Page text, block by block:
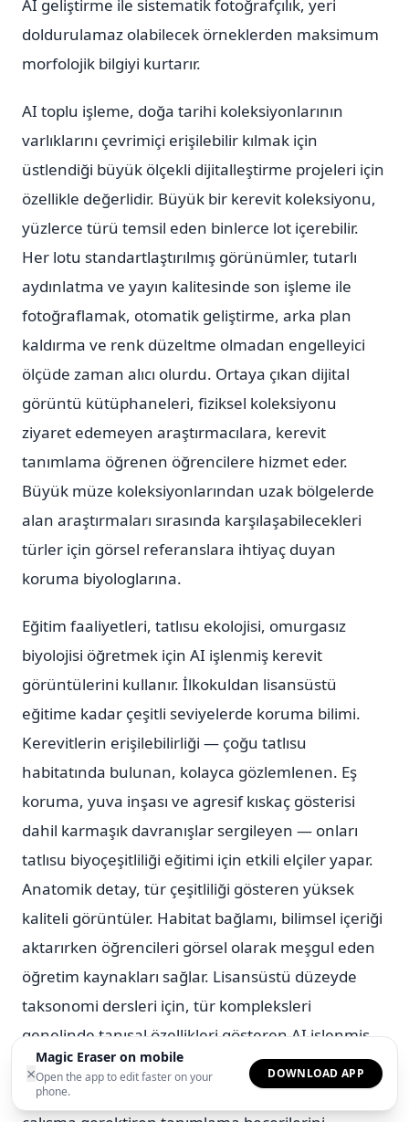
×
Magic Eraser on mobile
Open the app to edit faster on your
phone.
DOWNLOAD APP
AI geliştirme ile sistematik fotoğrafçılık, yeri
doldurulamaz olabilecek örneklerden maksimum
morfolojik bilgiyi kurtarır.
AI toplu işleme, doğa tarihi koleksiyonlarının
varlıklarını çevrimiçi erişilebilir kılmak için
üstlendiği büyük ölçekli dijitalleştirme projeleri için
özellikle değerlidir. Büyük bir kerevit koleksiyonu,
yüzlerce türü temsil eden binlerce lot içerebilir.
Her lotu standartlaştırılmış görünümler, tutarlı
aydınlatma ve yayın kalitesinde son işleme ile
fotoğraflamak, otomatik geliştirme, arka plan
kaldırma ve renk düzeltme olmadan engelleyici
ölçüde zaman alıcı olurdu. Ortaya çıkan dijital
görüntü kütüphaneleri, fiziksel koleksiyonu
ziyaret edemeyen araştırmacılara, kerevit
tanımlama öğrenen öğrencilere hizmet eder.
Büyük müze koleksiyonlarından uzak bölgelerde
alan araştırmaları sırasında karşılaşabilecekleri
türler için görsel referanslara ihtiyaç duyan
koruma biyologlarına.
Eğitim faaliyetleri, tatlısu ekolojisi, omurgasız
biyolojisi öğretmek için AI işlenmiş kerevit
görüntülerini kullanır. İlkokuldan lisansüstü
eğitime kadar çeşitli seviyelerde koruma bilimi.
Kerevitlerin erişilebilirliği — çoğu tatlısu
habitatında bulunan, kolayca gözlemlenen. Eş
koruma, yuva inşası ve agresif kıskaç gösterisi
dahil karmaşık davranışlar sergileyen — onları
tatlısu biyoçeşitliliği eğitimi için etkili elçiler yapar.
Anatomik detay, tür çeşitliliği gösteren yüksek
kaliteli görüntüler. Habitat bağlamı, bilimsel içeriği
aktarırken öğrencileri görsel olarak meşgul eden
öğretim kaynakları sağlar. Lisansüstü düzeyde
taksonomi dersleri için, tür kompleksleri
genelinde tanısal özellikleri gösteren AI işlenmiş
karşılaştırma plakaları, öğrencilerin daha önce
uzman rehberliğinde fiziksel örneklerle yıllarca